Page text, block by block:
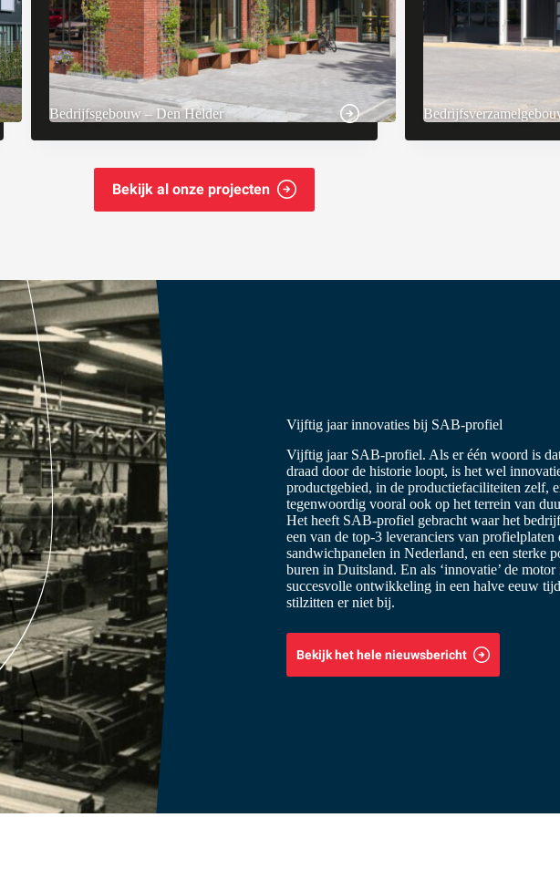
Bedrijfsgebouw – Den Helder
Bekijk al onze projecten
Vijftig jaar innovaties bij SAB-profiel
Vijftig jaar SAB-profiel. Als er één woord is
draad door de historie loopt, is het wel
productgebied, in de productiefaciliteiten zelf,
tegenwoordig vooral ook op het terrein van
Het heeft SAB-profiel gebracht waar het
een van de top-3 leveranciers van profielplaten
sandwichpanelen in Nederland, en een sterke
buren in Duitsland. En als ‘innovatie’ de motor
succesvolle ontwikkeling in een halve eeuw
stilzitten er niet bij.
Bekijk het hele nieuwsbericht